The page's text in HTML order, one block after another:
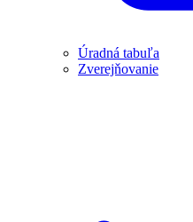
Úradná tabuľa
Zverejňovanie